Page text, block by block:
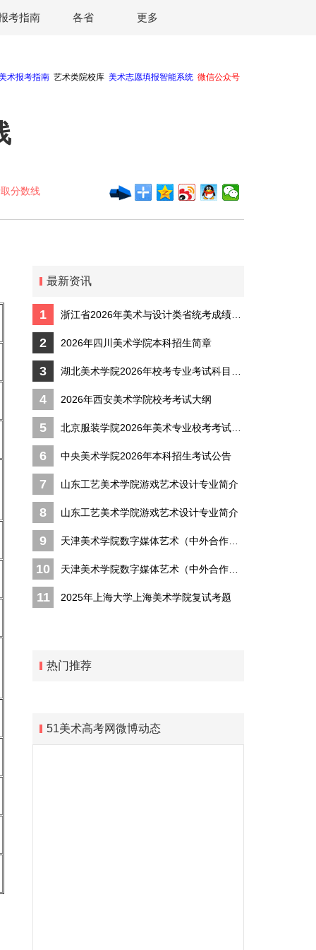
考指南 各省 更多
分数线
最新资讯
1
2 2026年四川美术学院本科招生简章
3
4 2026年西安美术学院校考考试大纲
5
6 中央美术学院2026年本科招生考试公告
7 山东工艺美术学院游戏艺术设计专业简介
8 山东工艺美术学院游戏艺术设计专业简介
9
10
11 2025年上海大学上海美术学院复试考题
热门推荐
51美术高考网微博动态